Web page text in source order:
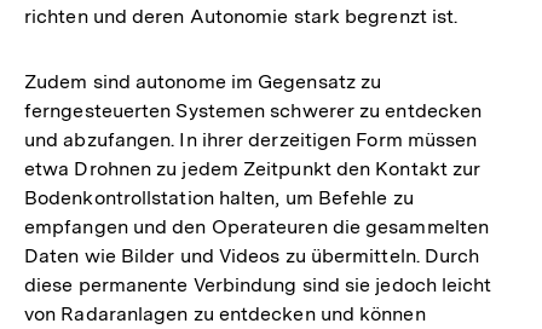
richten und deren Autonomie stark begrenzt ist.
Zudem sind autonome im Gegensatz zu
ferngesteuerten Systemen schwerer zu entdecken
und abzufangen. In ihrer derzeitigen Form müssen
etwa Drohnen zu jedem Zeitpunkt den Kontakt zur
Bodenkontrollstation halten, um Befehle zu
empfangen und den Operateuren die gesammelten
Daten wie Bilder und Videos zu übermitteln. Durch
diese permanente Verbindung sind sie jedoch leicht
von Radaranlagen zu entdecken und können